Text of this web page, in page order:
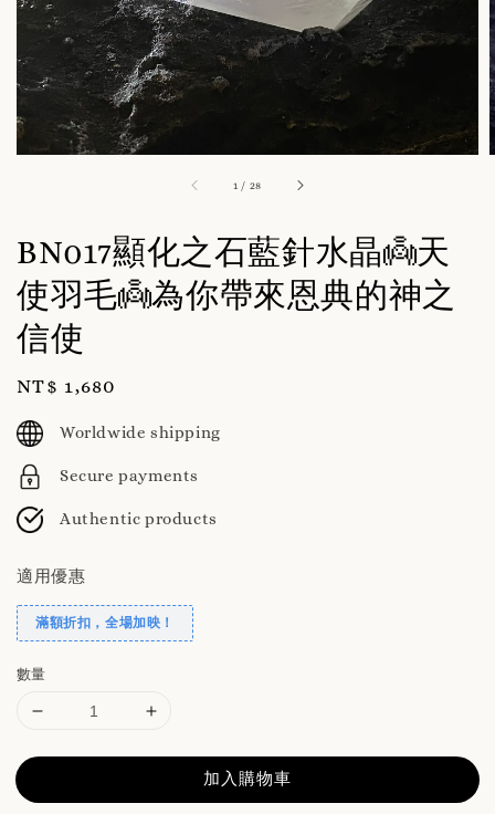
1 / 28
BN017顯化之石藍針水晶👼天
使羽毛👼為你帶來恩典的神之
信使
Regular
price
NT$ 1,680
Worldwide shipping
Secure payments
Authentic products
適用優惠
滿額折扣，全場加映！
數量
加入購物車